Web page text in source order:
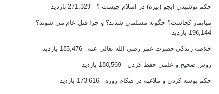
به‌رفراوانی دین‌دا، یانی‌: «‌ته‌و‌حید له مامه‌ڵه له گه‌ڵ خوای گه‌وره‌دا، پابه‌ندی به
ره‌وشتی چاک‌و پاک له مامه‌ڵه له گه‌ڵ خۆدا، دادپه‌روه‌ری‌و نه‌رم‌و نیانی له
مامه‌ڵه له گه‌ڵ کۆمه‌ڵگاداو ئاوه‌دان کردنه‌وه له مامه‌ڵه له گه‌ڵ سروشت‌و
گه‌شه‌پێدانی ژیانی ماددی‌و مه‌عنه‌وی خه‌ڵک‌و تێده‌کوشێ بۆ پێکهاتنی
کومه‌ڵگایه‌ک که ژیانی سه‌ربه‌رزانه‌و ئینسانی بۆ هه‌مووان تێیدا مۆمکین بێ؛
حکم نوشیدن آبجو (بیره) در اسلام چیست ؟ - 271,329 بازدید
میانمار کجاست؟ چگونه مسلمان شدند؟ و چرا قتل عام می شوند؟ -
196,144 بازدید
خلاصه زندگی حضرت عمر رضی الله تعالی عنه - 185,476 بازدید
روش صحیح و علمی حفظ کردن - 180,569 بازدید
حکم بوسه کردن و ملاعبه در هنگام روزه - 173,616 بازدید